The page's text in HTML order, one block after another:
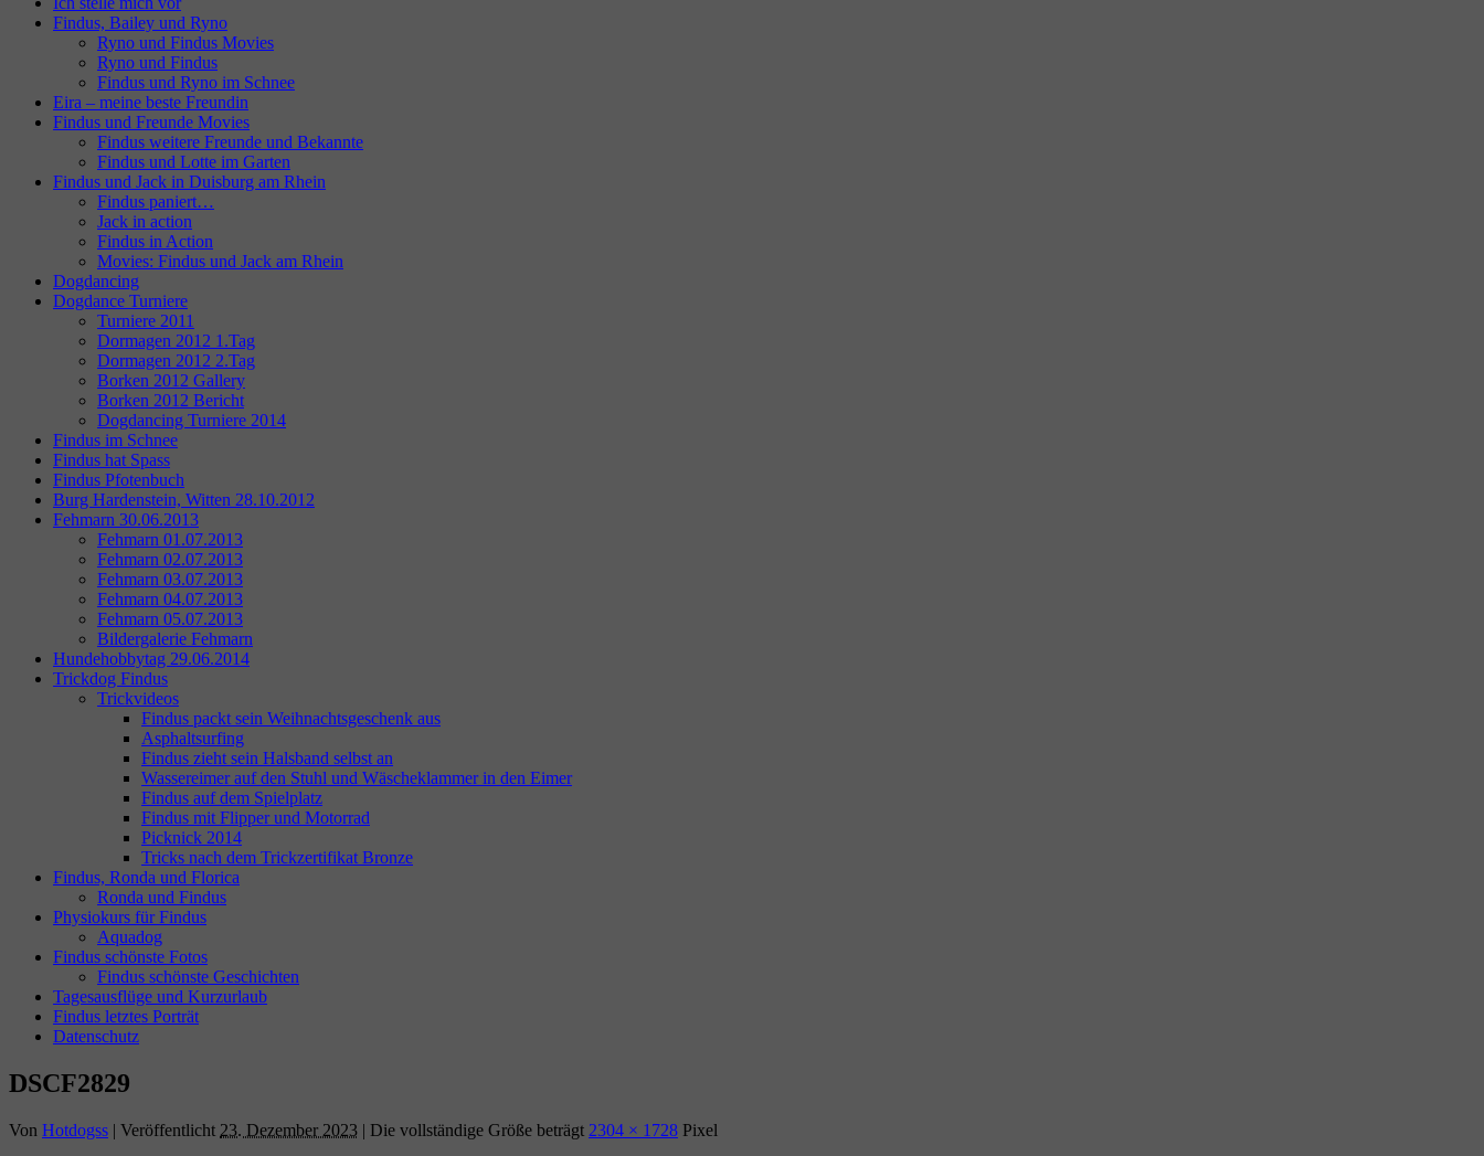
Findus, Bailey und Ryno
Ryno und Findus Movies
Ryno und Findus
Findus und Ryno im Schnee
Eira – meine beste Freundin
Findus und Freunde Movies
Findus weitere Freunde und Bekannte
Findus und Lotte im Garten
Findus und Jack in Duisburg am Rhein
Findus paniert…
Jack in action
Findus in Action
Movies: Findus und Jack am Rhein
Dogdancing
Dogdance Turniere
Turniere 2011
Dormagen 2012 1.Tag
Dormagen 2012 2.Tag
Borken 2012 Gallery
Borken 2012 Bericht
Dogdancing Turniere 2014
Findus im Schnee
Findus hat Spass
Findus Pfotenbuch
Burg Hardenstein, Witten 28.10.2012
Fehmarn 30.06.2013
Fehmarn 01.07.2013
Fehmarn 02.07.2013
Fehmarn 03.07.2013
Fehmarn 04.07.2013
Fehmarn 05.07.2013
Bildergalerie Fehmarn
Hundehobbytag 29.06.2014
Trickdog Findus
Trickvideos
Findus packt sein Weihnachtsgeschenk aus
Asphaltsurfing
Findus zieht sein Halsband selbst an
Wassereimer auf den Stuhl und Wäscheklammer in den Eimer
Findus auf dem Spielplatz
Findus mit Flipper und Motorrad
Picknick 2014
Tricks nach dem Trickzertifikat Bronze
Findus, Ronda und Florica
Ronda und Findus
Physiokurs für Findus
Aquadog
Findus schönste Fotos
Findus schönste Geschichten
Tagesausflüge und Kurzurlaub
Findus letztes Porträt
Datenschutz
DSCF2829
Von Hotdogss | Veröffentlicht 23. Dezember 2023 | Die vollständige Größe beträgt 2304 × 1728 Pixel